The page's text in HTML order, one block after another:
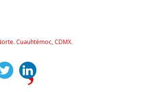
Cuauhtémoc, CDMX.